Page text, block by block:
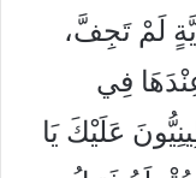
لَمْ تَجِفَّ،
عِنْدَهَا فِي
عَلَيْكَ يَا